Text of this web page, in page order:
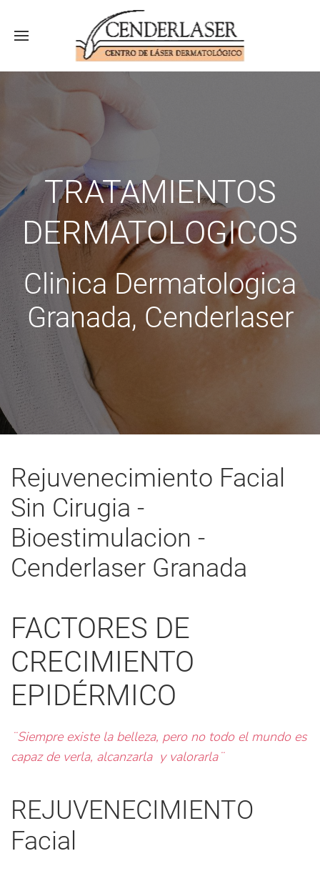
TRATAMIENTOS
DERMATOLOGICOS
Clinica Dermatologica
Granada, Cenderlaser
Rejuvenecimiento Facial
Sin Cirugia -
Bioestimulacion -
Cenderlaser Granada
FACTORES DE
CRECIMIENTO
EPIDÉRMICO
¨Siempre existe la belleza, pero no todo el mundo es
capaz de verla, alcanzarla y valorarla¨
REJUVENECIMIENTO
Facial